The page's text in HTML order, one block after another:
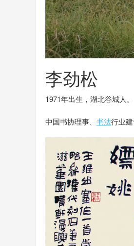
李劲松
1971年出生，湖北谷城人。
中国书协理事、 书法行业